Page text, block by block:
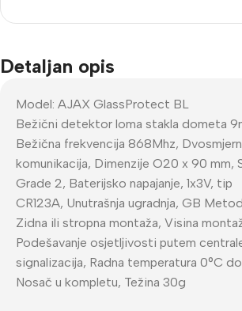
Detaljan opis
Model: AJAX GlassProtect BL
Bežični detektor loma stakla dometa
Bežična frekvencija 868Mhz,
komunikacija, Dimenzije O20 x 90 mm,
Grade 2, Baterijsko napajanje, 1x3V, tip
CR123A, Unutrašnja ugradnja, GB
Zidna ili stropna montaža, Visina
Podešavanje osjetljivosti putem
signalizacija, Radna temperatura 0°C
Nosač u kompletu, Težina 30g